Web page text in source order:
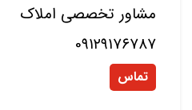
مشاور تخصصی املاک
0۹۱۲۹۱۷۶۷۸۷
تماس